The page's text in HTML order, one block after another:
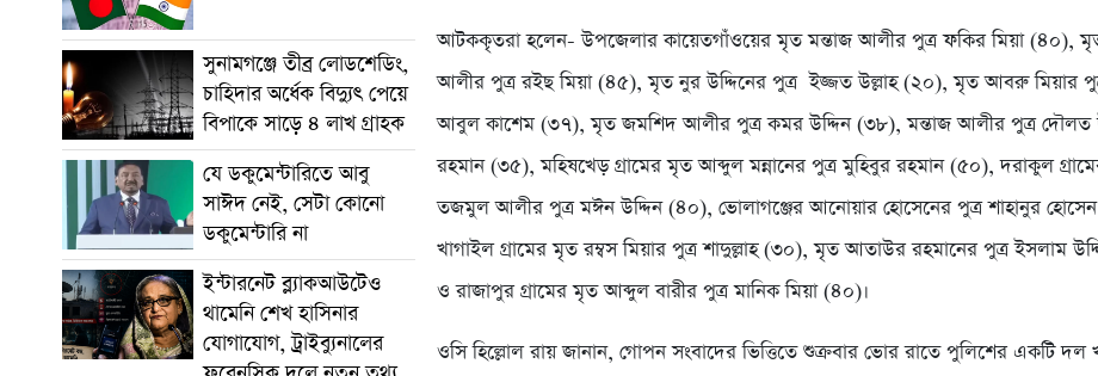
সুনামগঞ্জে তীব্র লোডশেডিং,
চাহিদার অর্ধেক বিদ্যুৎ পেয়ে
বিপাকে সাড়ে ৪ লাখ গ্রাহক
যে ডকুমেন্টারিতে আবু
সাঈদ নেই, সেটা কোনো
ডকুমেন্টারি না
ইন্টারনেট ব্ল্যাকআউটেও
থামেনি শেখ হাসিনার
যোগাযোগ, ট্রাইব্যুনালের
আটককৃতরা হলেন- উপজেলার কায়েতগাঁওয়ের মৃত মন্তাজ আলীর পুত্র ফকির মিয়া (৪০),
আলীর পুত্র রইছ মিয়া (৪৫), মৃত নুর উদ্দিনের পুত্র ইজ্জত উল্লাহ (২০), মৃত আবরু মিয়ার
আবুল কাশেম (৩৭), মৃত জমশিদ আলীর পুত্র কমর উদ্দিন (৩৮), মন্তাজ আলীর পুত্র
রহমান (৩৫), মহিষখেড় গ্রামের মৃত আব্দুল মন্নানের পুত্র মুহিবুর রহমান (৫০), দরাকুল
তজমুল আলীর পুত্র মঈন উদ্দিন (৪০), ভোলাগঞ্জের আনোয়ার হোসেনের পুত্র শাহানুর
খাগাইল গ্রামের মৃত রম্বস মিয়ার পুত্র শাদুল্লাহ (৩০), মৃত আতাউর রহমানের পুত্র ইসলাম
ও রাজাপুর গ্রামের মৃত আব্দুল বারীর পুত্র মানিক মিয়া (৪০)।
ওসি হিল্লোল রায় জানান, গোপন সংবাদের ভিত্তিতে শুক্রবার ভোর রাতে পুলিশের একটি দল